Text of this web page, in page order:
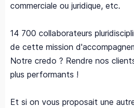
commerciale ou juridique, etc.
14 700 collaborateurs
de cette mission
Notre credo ? Rendre nos
plus performants !
Et si on vous proposait une